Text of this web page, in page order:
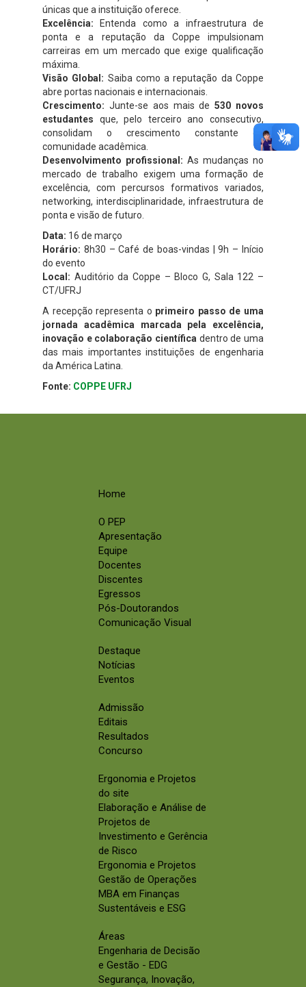
únicas que a instituição oferece.
Excelência: Entenda como a infraestrutura de
ponta e a reputação da Coppe impulsionam
carreiras em um mercado que exige qualificação
máxima.
Visão Global: Saiba como a reputação da Coppe
abre portas nacionais e internacionais.
Crescimento: Junte-se aos mais de530 novos
estudantes que, pelo terceiro ano consecutivo,
consolidam o crescimento constante da
comunidade acadêmica.
Desenvolvimento profissional: As mudanças no
mercado de trabalho exigem uma formação de
excelência, com percursos formativos variados,
networking, interdisciplinaridade, infraestrutura de
ponta e visão de futuro.
Data: 16 de março
Horário: 8h30 – Café de boas-vindas | 9h – Início
do evento
Local: Auditório da Coppe – Bloco G, Sala 122 –
CT/UFRJ
A recepção representa o primeiro passo de uma
jornada acadêmica marcada pela excelência,
inovação e colaboração científica dentro de uma
das mais importantes instituições de engenharia
da América Latina.
Fonte: COPPE UFRJ
Home
O PEP
Apresentação
Equipe
Docentes
Discentes
Egressos
Pós-Doutorandos
Comunicação Visual
Destaque
Notícias
Eventos
Admissão
Editais
Resultados
Concurso
Ergonomia e Projetos
do site
Elaboração e Análise de
Projetos de
Investimento e Gerência
de Risco
Ergonomia e Projetos
Gestão de Operações
MBA em Finanças
Sustentáveis e ESG
Áreas
Engenharia de Decisão
e Gestão - EDG
Segurança, Inovação,